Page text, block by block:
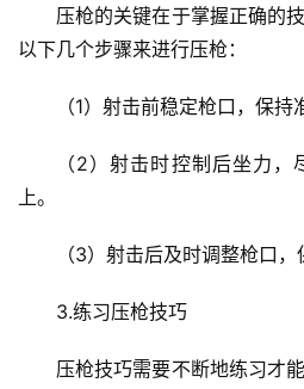
压枪的关键在于掌握正确的
以下几个步骤来进行压枪：
（1）射击前稳定枪口，保持
（2）射击时控制后坐力
上。
（3）射击后及时调整枪口，
3.练习压枪技巧
压枪技巧需要不断地练习才